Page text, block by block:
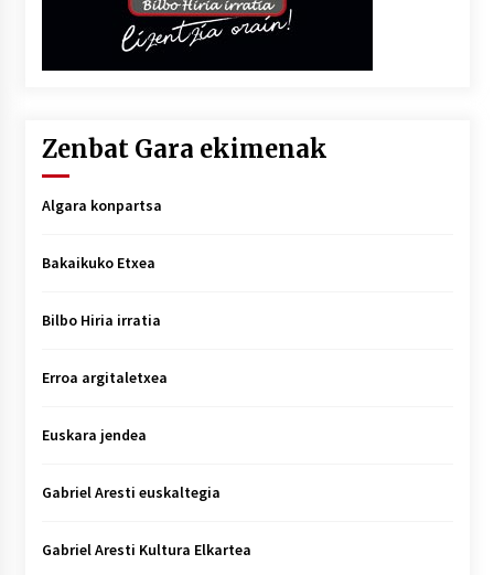
Zenbat Gara ekimenak
Algara konpartsa
Bakaikuko Etxea
Bilbo Hiria irratia
Erroa argitaletxea
Euskara jendea
Gabriel Aresti euskaltegia
Gabriel Aresti Kultura Elkartea